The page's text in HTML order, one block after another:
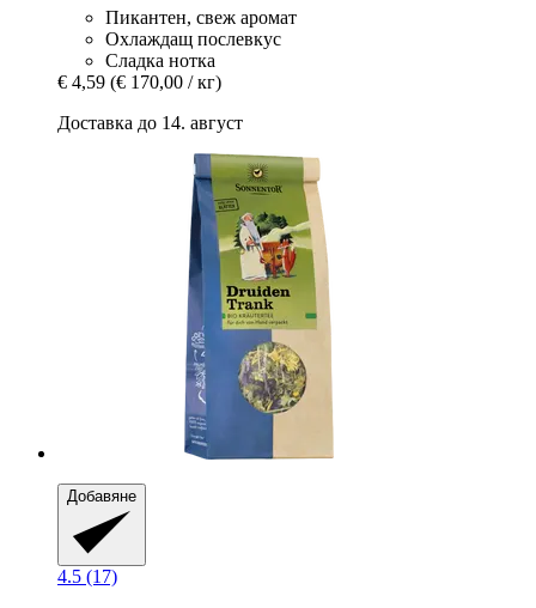
Пикантен, свеж аромат
Охлаждащ послевкус
Сладка нотка
€ 4,59 (€ 170,00 / кг)
Доставка до 14. август
Добавяне
4.5 (17)